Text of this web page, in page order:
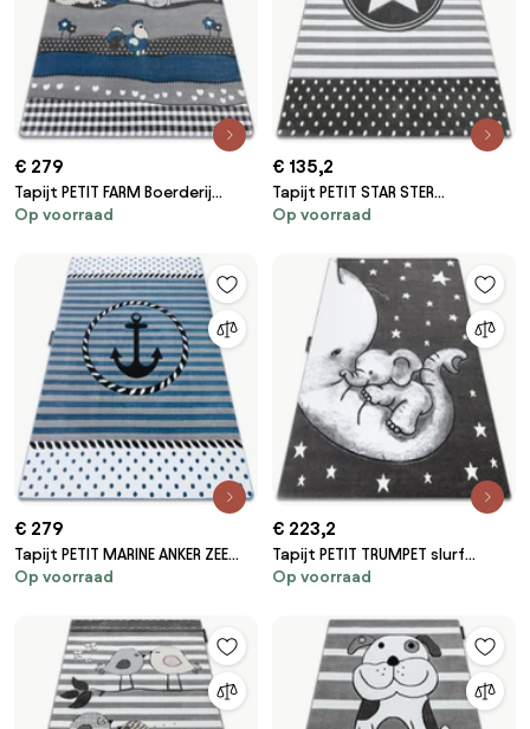
€ 279
Tapijt PETIT FARM Boerderij
Dieren blauw
Op voorraad
€ 135,2
Tapijt PETIT STAR STER
grijskleuring
Op voorraad
€ 279
Tapijt PETIT MARINE ANKER ZEE
blauw
Op voorraad
€ 223,2
Tapijt PETIT TRUMPET slurf
olifant OLIFANTJE Sterretje
Op voorraad